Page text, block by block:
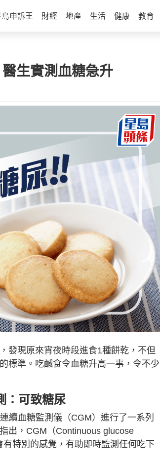
島申訴王 財經 地產 生活 健康 教育
生實測血糖急升
發現原來宵夜時段進食1種餅乾，不但
標準。吃鹹食令血糖升高一事，令不少
：可致糖尿
續血糖監測儀（CGM）進行了一系列
出，CGM（Continuous glucose
特別的感覺，有助即時監測任何吃下